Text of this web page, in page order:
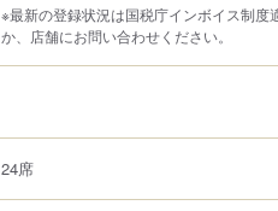
※最新の登録状況は国税庁インボイス制度
か、店舗にお問い合わせください。
24席